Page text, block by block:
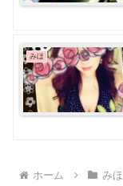
みほ
ホーム みほ